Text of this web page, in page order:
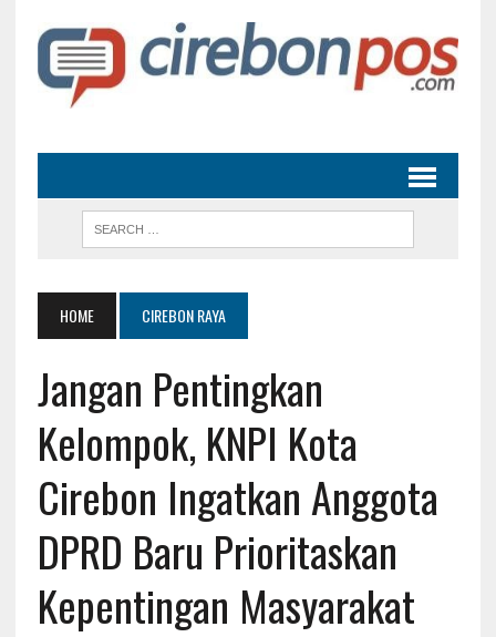
HOME CIREBON RAYA
Jangan Pentingkan
Kelompok, KNPI Kota
Cirebon Ingatkan Anggota
DPRD Baru Prioritaskan
Kepentingan Masyarakat